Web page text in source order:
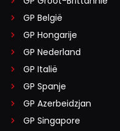
GP België
GP Hongarije
GP Nederland
GP Italië
GP Spanje
GP Azerbeidzjan
GP Singapore